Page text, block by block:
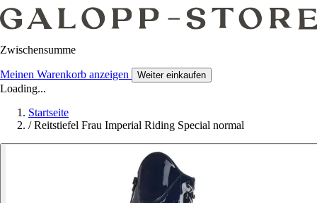
Zwischensumme
Meinen Warenkorb anzeigen Weiter einkaufen
Loading...
Startseite
/ Reitstiefel Frau Imperial Riding Special normal